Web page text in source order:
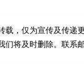
载，仅为宣传及传递
将及时删除。联系邮